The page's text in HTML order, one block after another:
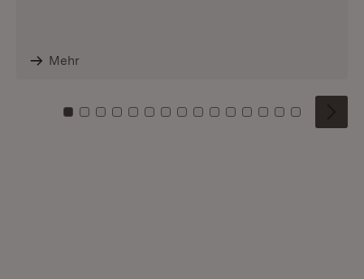
Mehr
Zu Kachel: 0
Zu Kachel: 1
Zu Kachel: 2
Zu Kachel: 3
Zu Kachel: 4
Zu Kachel: 5
Zu Kachel: 6
Zu Kachel: 7
Zu Kachel: 8
Zu Kachel: 9
Zu Kachel: 10
Zu Kachel: 11
Zu Kachel: 12
Zu Kachel:
Zu